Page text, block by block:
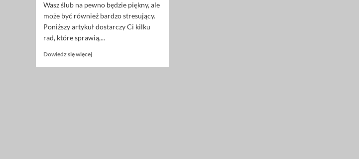
Wasz ślub na pewno będzie piękny, ale
może być również bardzo stresujący.
Poniższy artykuł dostarczy Ci kilku
rad, które sprawią,...
Dowiedz się więcejDowiedz